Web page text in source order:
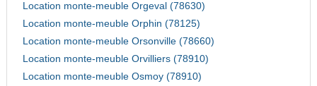
Location monte-meuble Orgeval (78630)
Location monte-meuble Orphin (78125)
Location monte-meuble Orsonville (78660)
Location monte-meuble Orvilliers (78910)
Location monte-meuble Osmoy (78910)